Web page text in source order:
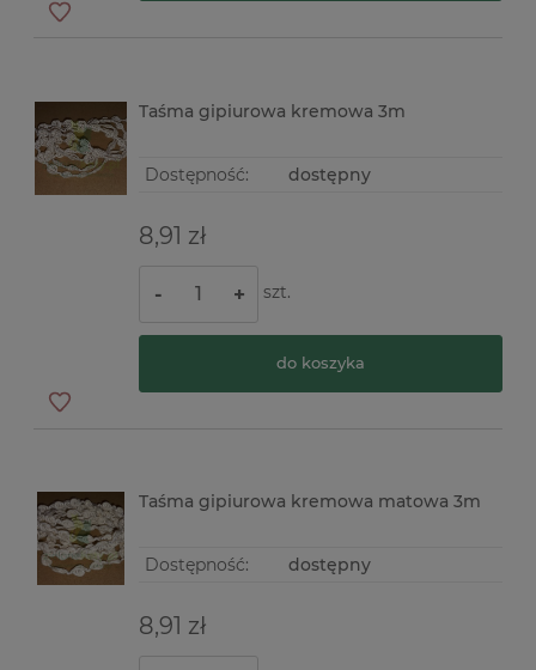
Taśma gipiurowa kremowa 3m
Dostępność: dostępny
8,91 zł
- + szt.
do koszyka
Taśma gipiurowa kremowa matowa 3m
Dostępność: dostępny
8,91 zł